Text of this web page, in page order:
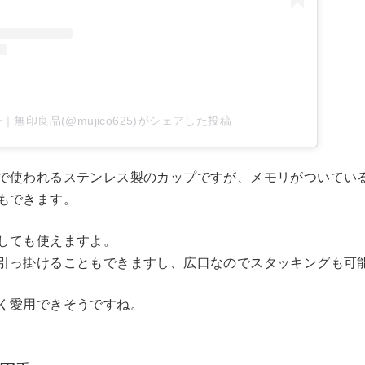
｜無印良品(@mujico625)がシェアした投稿
使われるステンレス製のカップですが、メモリがついてい
きます。
も使えますよ。
っ掛けることもできますし、広口なのでスタッキングも可能
愛用できそうですね。